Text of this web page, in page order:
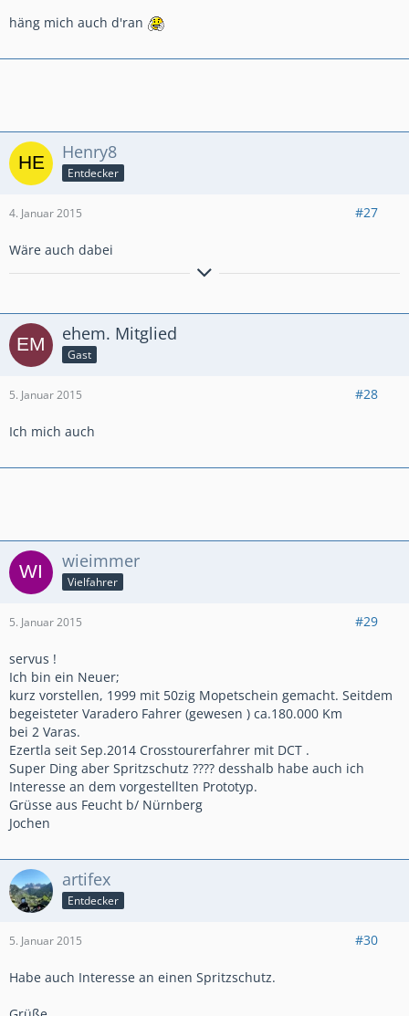
häng mich auch d'ran
Henry8
Entdecker
4. Januar 2015 #27
Wäre auch dabei
Konfuzius sagt: "Erst wenn eine Mücke auf deine Hoden
ehem. Mitglied
Gast
5. Januar 2015 #28
Ich mich auch
wieimmer
Vielfahrer
5. Januar 2015 #29
servus !
Ich bin ein Neuer;
kurz vorstellen, 1999 mit 50zig Mopetschein gemacht. Seitdem
begeisteter Varadero Fahrer (gewesen ) ca.180.000 Km
bei 2 Varas.
Ezertla seit Sep.2014 Crosstourerfahrer mit DCT .
Super Ding aber Spritzschutz ???? desshalb habe auch ich
Interesse an dem vorgestellten Prototyp.
Grüsse aus Feucht b/ Nürnberg
Jochen
artifex
Entdecker
5. Januar 2015 #30
Habe auch Interesse an einen Spritzschutz.